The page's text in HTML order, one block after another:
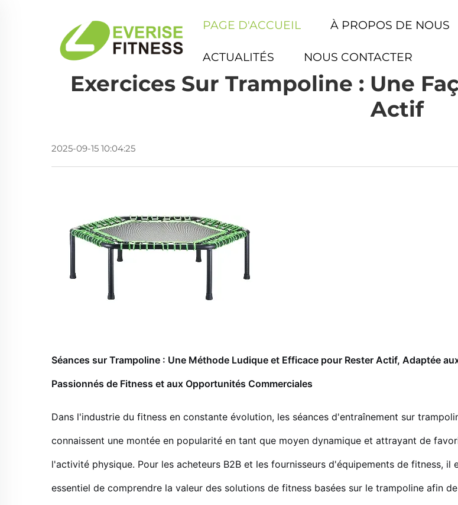
PAGE D'ACCUEIL À PROPOS DE NOUS
ACTUALITÉS NOUS CONTACTER
Exercices Sur Trampoline : Une
Actif
2025-09-15 10:04:25
Séances sur Trampoline : Une Méthode Ludique et Efficace pour Rester Actif, Adaptée
Passionnés de Fitness et aux Opportunités Commerciales
Dans l'industrie du fitness en constante évolution, les séances d'entraînement sur
connaissent une montée en popularité en tant que moyen dynamique et attrayant de
l'activité physique. Pour les acheteurs B2B et les fournisseurs d'équipements de fitness, il
essentiel de comprendre la valeur des solutions de fitness basées sur le trampoline afin de